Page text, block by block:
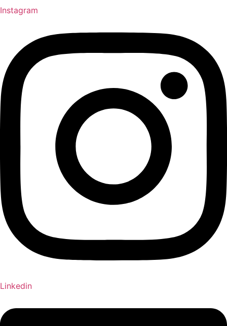
Instagram
Linkedin